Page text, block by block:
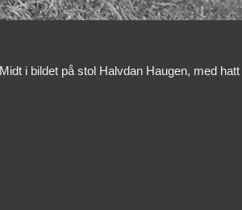
i bildet på stol Halvdan Haugen, med